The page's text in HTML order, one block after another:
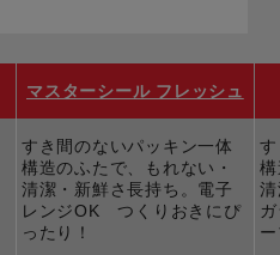
マスターシール フレッシュ
すき間のないパッキン一体
構造のふたで、もれない・
清潔・新鮮さ長持ち。電子
レンジOK つくりおきにぴ
ったり！